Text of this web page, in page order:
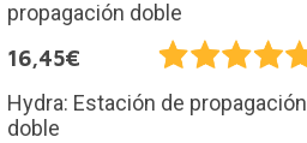
16,45€
Hydra: Estación de propagación
doble